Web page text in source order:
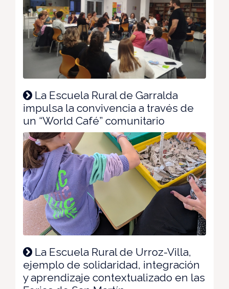
La Escuela Rural de Garralda
impulsa la convivencia a través de
un “World Café” comunitario
La Escuela Rural de Urroz-Villa,
ejemplo de solidaridad, integración
y aprendizaje contextualizado en las